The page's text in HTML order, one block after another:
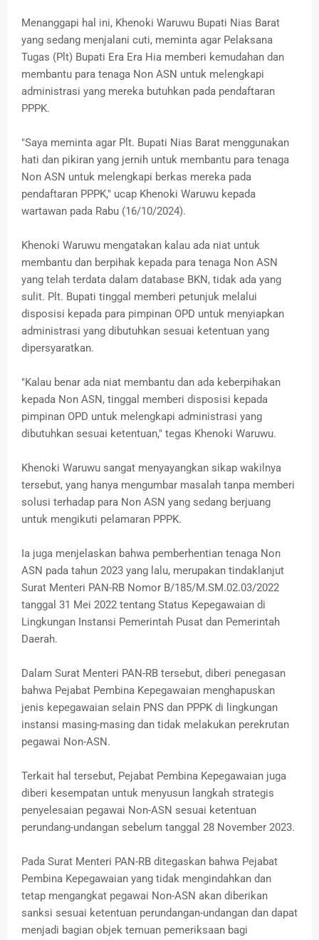
Menanggapi hal ini, Khenoki Waruwu Bupati Nias Barat
yang sedang menjalani cuti, meminta agar Pelaksana
Tugas (Plt) Bupati Era Era Hia memberi kemudahan dan
membantu para tenaga Non ASN untuk melengkapi
administrasi yang mereka butuhkan pada pendaftaran
PPPK.
"Saya meminta agar Plt. Bupati Nias Barat menggunakan
hati dan pikiran yang jernih untuk membantu para tenaga
Non ASN untuk melengkapi berkas mereka pada
pendaftaran PPPK," ucap Khenoki Waruwu kepada
wartawan pada Rabu (16/10/2024).
Khenoki Waruwu mengatakan kalau ada niat untuk
membantu dan berpihak kepada para tenaga Non ASN
yang telah terdata dalam database BKN, tidak ada yang
sulit. Plt. Bupati tinggal memberi petunjuk melalui
disposisi kepada para pimpinan OPD untuk menyiapkan
administrasi yang dibutuhkan sesuai ketentuan yang
dipersyaratkan.
"Kalau benar ada niat membantu dan ada keberpihakan
kepada Non ASN, tinggal memberi disposisi kepada
pimpinan OPD untuk melengkapi administrasi yang
dibutuhkan sesuai ketentuan," tegas Khenoki Waruwu.
Khenoki Waruwu sangat menyayangkan sikap wakilnya
tersebut, yang hanya mengumbar masalah tanpa memberi
solusi terhadap para Non ASN yang sedang berjuang
untuk mengikuti pelamaran PPPK.
Ia juga menjelaskan bahwa pemberhentian tenaga Non
ASN pada tahun 2023 yang lalu, merupakan tindaklanjut
Surat Menteri PAN-RB Nomor B/185/M.SM.02.03/2022
tanggal 31 Mei 2022 tentang Status Kepegawaian di
Lingkungan Instansi Pemerintah Pusat dan Pemerintah
Daerah.
Dalam Surat Menteri PAN-RB tersebut, diberi penegasan
bahwa Pejabat Pembina Kepegawaian menghapuskan
jenis kepegawaian selain PNS dan PPPK di lingkungan
instansi masing-masing dan tidak melakukan perekrutan
pegawai Non-ASN.
Terkait hal tersebut, Pejabat Pembina Kepegawaian juga
diberi kesempatan untuk menyusun langkah strategis
penyelesaian pegawai Non-ASN sesuai ketentuan
perundang-undangan sebelum tanggal 28 November 2023.
Pada Surat Menteri PAN-RB ditegaskan bahwa Pejabat
Pembina Kepegawaian yang tidak mengindahkan dan
tetap mengangkat pegawai Non-ASN akan diberikan
sanksi sesuai ketentuan perundangan-undangan dan dapat
menjadi bagian objek temuan pemeriksaan bagi